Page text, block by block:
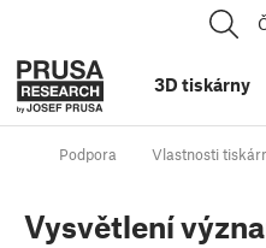
3D tiskárny
Podpora Vlastnosti
Vysvětlení